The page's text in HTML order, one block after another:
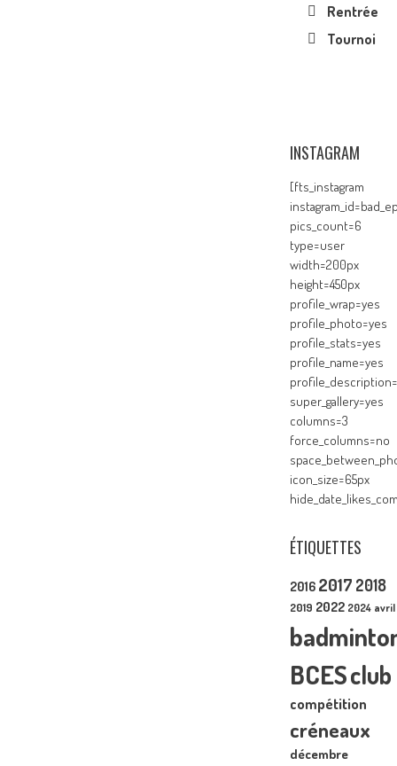
Rentrée
Tournoi
INSTAGRAM
[fts_instagram
pics_count=6
type=user
width=200px
height=450px
profile_wrap=yes
profile_photo=yes
profile_stats=yes
profile_name=yes
super_gallery=yes
columns=3
force_columns=no
icon_size=65px
ÉTIQUETTES
2016 2017 2018
2019 2022 2024 avril
BCESclub
compétition
créneaux
décembre